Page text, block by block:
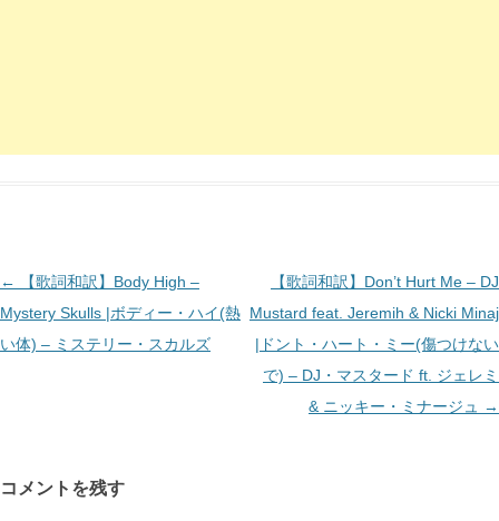
投
稿
ナ
ョ
←
【歌詞和訳】Body High –
Mystery Skulls |ボディー・ハイ(熱
い体) – ミステリー・スカルズ
【歌詞和訳】Don’t Hurt Me – DJ
Mustard feat. Jeremih & Nicki Minaj
|ドント・ハート・ミー(傷つけない
で) – DJ・マスタード ft. ジェレミ
& ニッキー・ミナージュ
→
コメントを残す